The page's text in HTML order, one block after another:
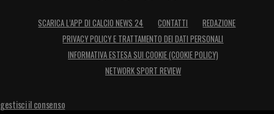
SCARICA L’APP DI CALCIO NEWS 24 CONTATTI
REDAZIONE
PRIVACY POLICY E TRATTAMENTO DEI DATI PERSONALI
INFORMATIVA ESTESA SUI COOKIE (COOKIE POLICY)
NETWORK SPORT REVIEW
gestisci il consenso